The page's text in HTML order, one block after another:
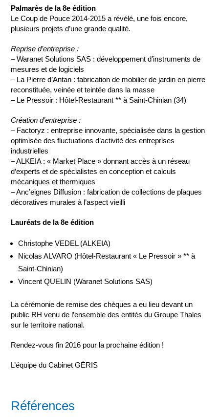
Références
Palmarès de la 8e édition
Le Coup de Pouce 2014-2015 a révélé, une fois encore,
plusieurs projets d’une grande qualité.
Reprise d’entreprise :
– Waranet Solutions SAS : développement d’instruments de
mesures et de logiciels
– La Pierre d’Antan : fabrication de mobilier de jardin en pierre
reconstituée, veinée et teintée dans la masse
– Le Pressoir : Hôtel-Restaurant ** à Saint-Chinian (34)
Création d’entreprise :
– Factoryz : entreprise innovante, spécialisée dans la gestion
optimisée des fluctuations d’activité des entreprises
industrielles
– ALKEIA : « Market Place » donnant accès à un réseau
d’experts et de spécialistes en conception et calculs
mécaniques et thermiques
– Anc’eignes Diffusion : fabrication de collections de plaques
décoratives murales à l’aspect vieilli
Lauréats de la 8e édition
Christophe VEDEL (ALKEIA)
Nicolas ALVARO (Hôtel-Restaurant « Le Pressoir » ** à
Saint-Chinian)
Vincent QUELIN (Waranet Solutions SAS)
La cérémonie de remise des chèques a eu lieu devant un
public RH venu de l’ensemble des entités du Groupe Thales
sur le territoire national.
Rendez-vous fin 2016 pour la prochaine édition !
L’équipe du Cabinet GÉRIS